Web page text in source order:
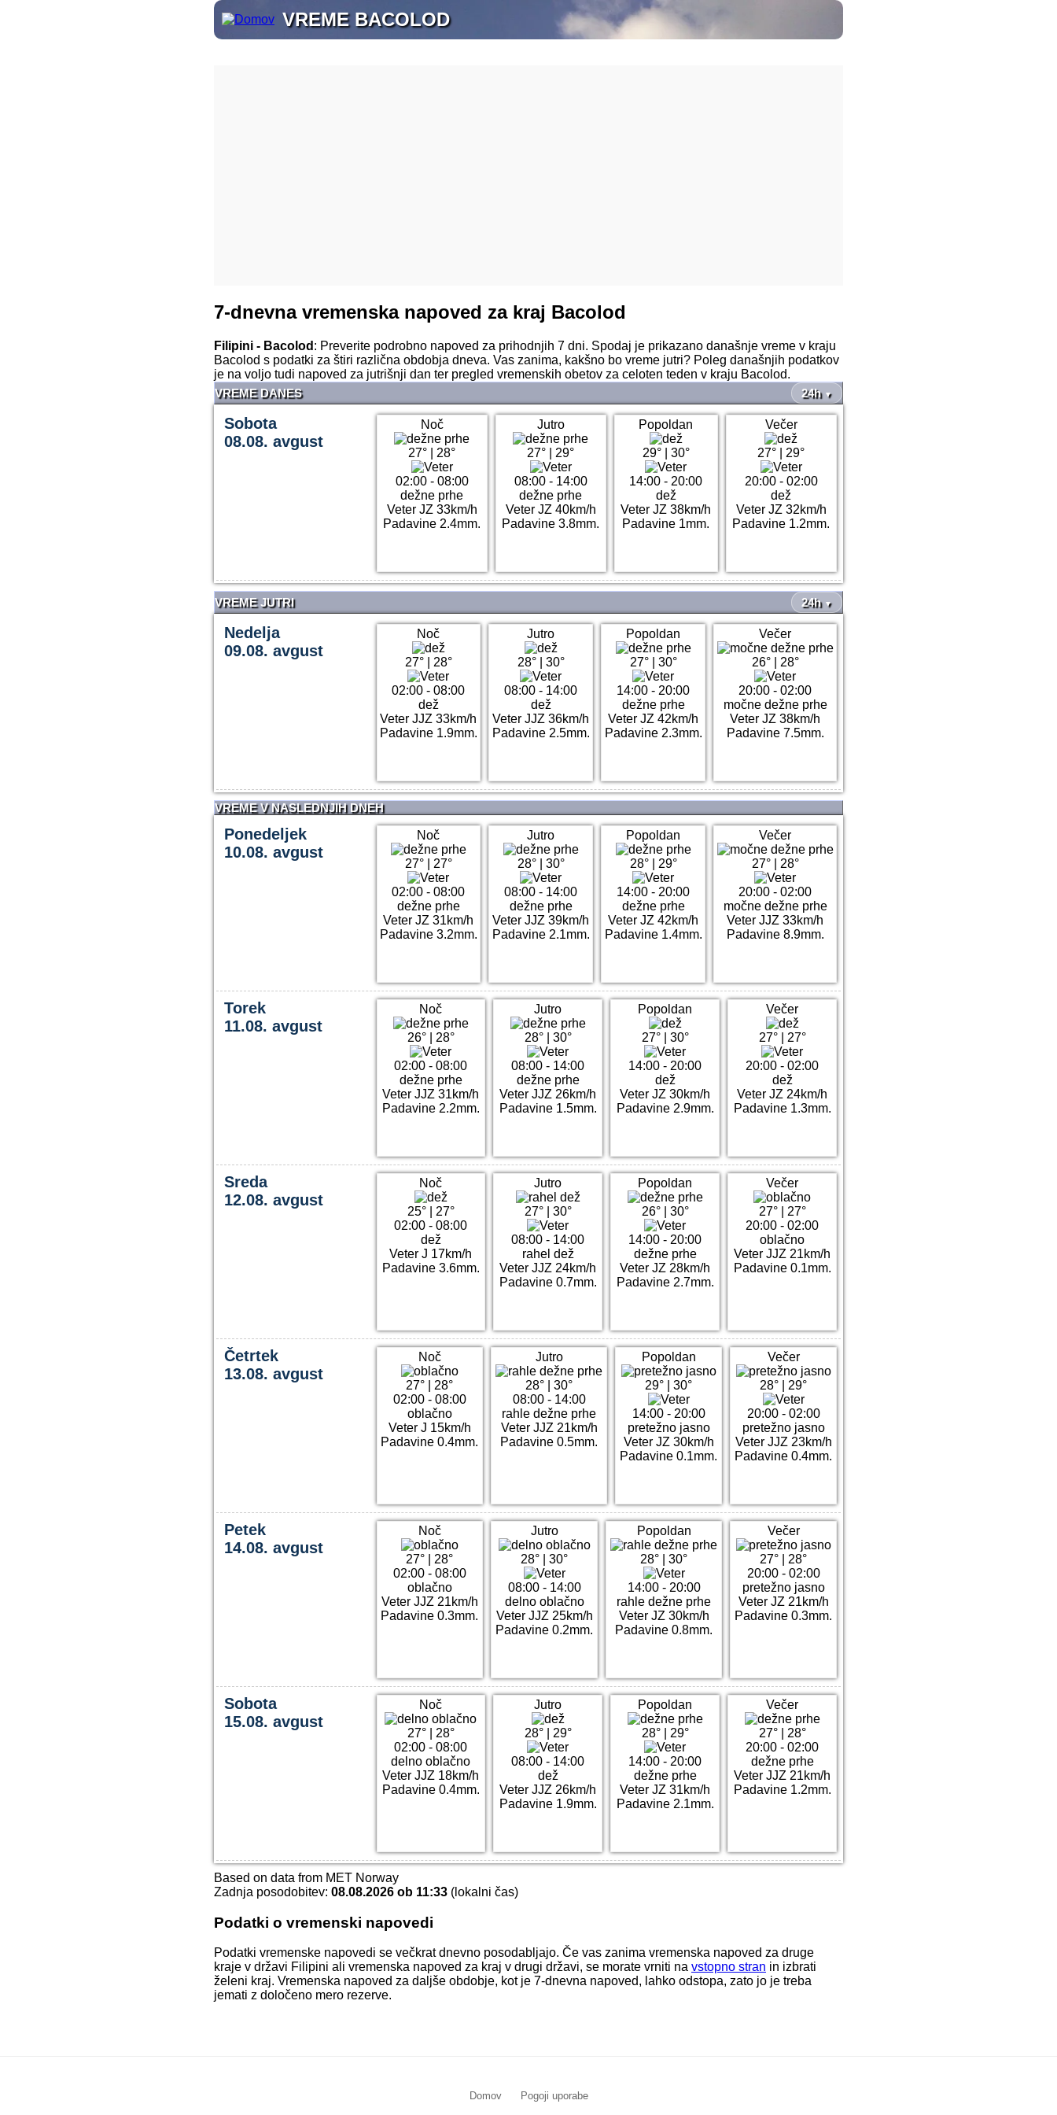
VREME BACOLOD
7-dnevna vremenska napoved za kraj Bacolod
Filipini - Bacolod : Preverite podrobno napoved za prihodnjih 7 dni. Spodaj je prikazano današnje vreme v kraju
Bacolod s podatki za štiri različna obdobja dneva. Vas zanima, kakšno bo vreme jutri? Poleg današnjih podatkov
je na voljo tudi napoved za jutrišnji dan ter pregled vremenskih obetov za celoten teden v kraju Bacolod.
VREME DANES
24h ▼
Sobota
08.08. avgust
Noč
27° 28°
02:00 - 08:00
dežne prhe
Veter JZ 33km/h
Padavine 2.4mm.
Jutro
27° 29°
08:00 - 14:00
dežne prhe
Veter JZ 40km/h
Padavine 3.8mm.
Popoldan
29°| 30°
14:00 - 20:00
dež
Veter JZ 38km/h
Padavine 1mm.
Večer
27° 29°
20:00 - 02:00
dež
Veter JZ 32km/h
Padavine 1.2mm.
VREME JUTRI 24h ▼
Nedelja
09.08. avgust
Noč
27°| 28°
02:00 - 08:00
dež
Veter JJZ 33km/h
Padavine 1.9mm.
Jutro
28°| 30°
08:00 - 14:00
dež
Veter JJZ 36km/h
Padavine 2.5mm.
Popoldan
27°| 30°
14:00 - 20:00
dežne prhe
Veter JZ 42km/h
Padavine 2.3mm.
Večer
26°| 28°
20:00 - 02:00
močne dežne prhe
Veter JZ 38km/h
Padavine 7.5mm.
VREME V NASLEDNJIH DNEH
Ponedeljek
10.08. avgust
Noč
27°| 27°
02:00 - 08:00
dežne prhe
Veter JZ 31km/h
Padavine 3.2mm.
Jutro
28°| 30°
08:00 - 14:00
dežne prhe
Veter JJZ 39km/h
Padavine 2.1mm.
Popoldan
28°| 29°
14:00 - 20:00
dežne prhe
Veter JZ 42km/h
Padavine 1.4mm.
Večer
27°| 28°
20:00 - 02:00
močne dežne prhe
Veter JJZ 33km/h
Padavine 8.9mm.
Torek
11.08. avgust
Noč
26°| 28°
02:00 - 08:00
dežne prhe
Veter JJZ 31km/h
Padavine 2.2mm.
Jutro
28°| 30°
08:00 - 14:00
dežne prhe
Veter JJZ 26km/h
Padavine 1.5mm.
Popoldan
27°| 30°
14:00 - 20:00
dež
Veter JZ 30km/h
Padavine 2.9mm.
Večer
27°| 27°
20:00 - 02:00
dež
Veter JZ 24km/h
Padavine 1.3mm.
Sreda
12.08. avgust
Noč
25°| 27°
02:00 - 08:00
dež
Veter J 17km/h
Padavine 3.6mm.
Jutro
27°| 30°
08:00 - 14:00
rahel dež
Veter JJZ 24km/h
Padavine 0.7mm.
Popoldan
26°| 30°
14:00 - 20:00
dežne prhe
Veter JZ 28km/h
Padavine 2.7mm.
Večer
27°| 27°
20:00 - 02:00
oblačno
Veter JJZ 21km/h
Padavine 0.1mm.
Četrtek
13.08. avgust
Noč
27°
28°
02:00 - 08:00
oblačno
Veter J 15km/h
Padavine 0.4mm.
Jutro
28° |30°
08:00 - 14:00
rahle dežne prhe
Veter JJZ 21km/h
Padavine 0.5mm.
Popoldan
29° |30°
14:00 - 20:00
pretežno jasno
Veter JZ 30km/h
Padavine 0.1mm.
Večer
28° 29°
20:00 - 02:00
pretežno jasno
Veter JJZ 23km/h
Padavine 0.4mm.
Petek
14.08. avgust
Noč
27°
28°
02:00 - 08:00
oblačno
Veter JJZ 21km/h
Padavine 0.3mm.
Jutro
28° |30°
08:00 - 14:00
delno oblačno
Veter JJZ 25km/h
Padavine 0.2mm.
Popoldan
28° |30°
14:00 - 20:00
rahle dežne prhe
Veter JZ 30km/h
Padavine 0.8mm.
Večer
27°
28°
20:00 - 02:00
pretežno jasno
Veter JZ 21km/h
Padavine 0.3mm.
Sobota
15.08. avgust
Noč
27°| 28°
02:00 - 08:00
delno oblačno
Veter JJZ 18km/h
Padavine 0.4mm.
Jutro
28°| 29°
08:00 - 14:00
dež
Veter JJZ 26km/h
Padavine 1.9mm.
Popoldan
28°| 29°
14:00 - 20:00
dežne prhe
Veter JZ 31km/h
Padavine 2.1mm.
Večer
27°| 28°
20:00 - 02:00
dežne prhe
Veter JJZ 21km/h
Padavine 1.2mm.
Based on data from MET Norway
Zadnja posodobitev: 08.08.2026 ob 11:33 (lokalni čas)
Podatki o vremenski napovedi
Podatki vremenske napovedi se večkrat dnevno posodabljajo. Če vas zanima vremenska napoved za druge
kraje v državi Filipini ali vremenska napoved za kraj v drugi državi, se morate vrniti na vstopno stran in izbrati
želeni kraj. Vremenska napoved za daljše obdobje, kot je 7-dnevna napoved, lahko odstopa, zato jo je treba
jemati z določeno mero rezerve.
Domov Pogoji uporabe